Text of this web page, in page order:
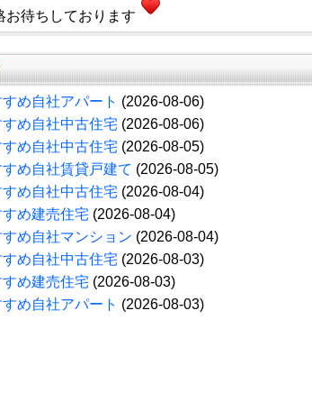
お待ちしております
め自社アパート (2026-08-06)
すめ自社中古住宅 (2026-08-06)
すめ自社中古住宅 (2026-08-05)
すめ自社賃貸戸建て (2026-08-05)
すめ自社中古住宅 (2026-08-04)
すめ建売住宅 (2026-08-04)
すめ自社マンション (2026-08-04)
すめ自社中古住宅 (2026-08-03)
すめ建売住宅 (2026-08-03)
め自社アパート (2026-08-03)